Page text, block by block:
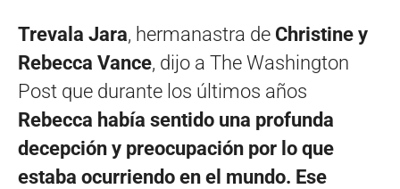
Trevala Jara, hermanastra de Christine y
Rebecca Vance, dijo a The Washington
Post que durante los últimos años
Rebecca había sentido una profunda
decepción y preocupación por lo que
estaba ocurriendo en el mundo. Ese